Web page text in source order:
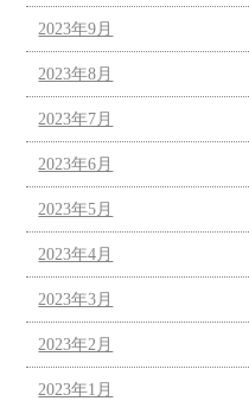
2023年9月
2023年8月
2023年7月
2023年6月
2023年5月
2023年4月
2023年3月
2023年2月
2023年1月